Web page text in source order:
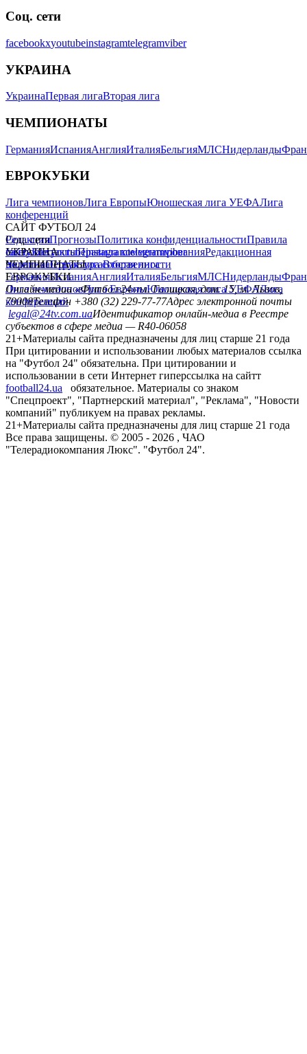
Соц. сети
facebookxyoutubeinstagramtelegramviber
УКРАИНА
УкраинаПервая лигаВторая лига
ЧЕМПИОНАТЫ
ГерманияИспанияАнглияИталияБельгияМЛСНидерланды
ЕВРОКУБКИ
Лига чемпионовЛига ЕвропыЮношеская лига УЕФАЛига
конференций
САЙТ ФУТБОЛ 24
РедакцияПрогнозыПолитика конфиденциальностиПравила
сайтуКонтактыПравила комментированияРедакционная
политикаСтруктура собственности
Соц. сети
facebookxyoutubeinstagramtelegramviber
УКРАИНА
УкраинаПервая лигаВторая лига
ЧЕМПИОНАТЫ
ГерманияИспанияАнглияИталияБельгияМЛСНидерланды
ЕВРОКУБКИ
Лига чемпионовЛига ЕвропыЮношеская лига УЕФАЛига
конференций
Онлайн-медиа «Футбол 24»пл. Галицкая, дом. 15, м. Львов,
79008Телефон +380 (32) 229-77-77Адрес электронной почты
legal@24tv.com.uaИдентификатор онлайн-медиа в Реестре
субъектов в сфере медиа — R40-06058
21+Материалы сайта предназначены для лиц старше 21 года
При цитировании и использовании любых материалов ссылка
на "Футбол 24" обязательна. При цитировании и
использовании в сети Интернет гиперссылка на сайтт
football24.ua
обязательное. Материалы со знаком
"Спецпроект", "Партнерский материал", "Реклама", "Новости
компаний" публикуем на правах рекламы.
21+Материалы сайта предназначены для лиц старше 21 года
Все права защищены. © 2005 - 2026 , ЧАО
"Телерадиокомпания Люкс". "Футбол 24".